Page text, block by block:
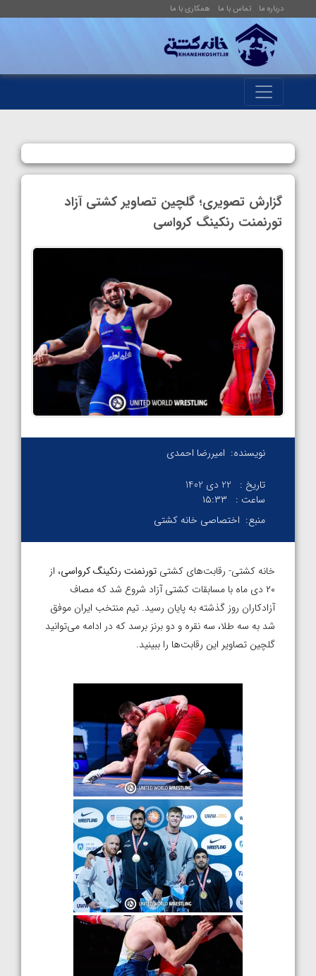
درباره ما تماس با ما همکاری با ما
گزارش تصویری؛ گلچین تصاویر کشتی آزاد
تورنمنت رنکینگ کرواسی
نویسنده: امیررضا احمدی
تاریخ :
22 دی 1402
ساعت :
۱۵:۳۳
منبع: اختصاصی خانه کشتی
خانه کشتی- رقابت‌های کشتی تورنمنت رنکینگ کرواسی، از
۲۰ دی ماه با مسابقات کشتی آزاد شروع شد که مصاف
آزادکاران روز گذشته به پایان رسید. تیم منتخب ایران موفق
شد به سه طلا، سه نقره و دو برنز برسد که در ادامه می‌توانید
گلچین تصاویر این رقابت‌ها را ببینید.